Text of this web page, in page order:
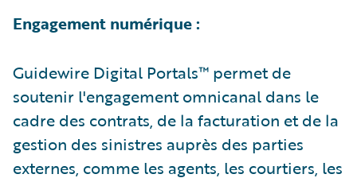
Engagement numérique:
Guidewire Digital Portals™ permet de
soutenir l'engagement omnicanal dans le
cadre des contrats, de la facturation et de la
gestion des sinistres auprès des parties
externes, comme les agents, les courtiers, les